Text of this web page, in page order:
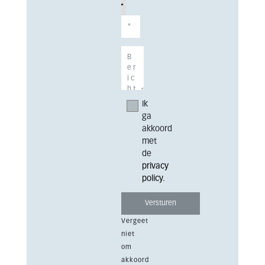
Ik
ga
akkoord
met
de
privacy
policy.
Vergeet
niet
om
akkoord